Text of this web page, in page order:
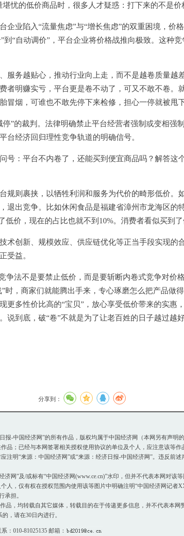
忧的低价商品时，很多人才疑惑：打下来的不是
企业陷入“流量焦虑”与“增长焦虑”的双重困境，价
到“自动调价”，平台企业将价格战推向极致。这种
服务越贴心，推动行业向上走，而不是越卷质量越
者明赚实亏，平台更是卷不动了，可又不敢不卷。
冒烟，可谁也不敢先停下来检修，担心一停就被甩下
”的裁判。法律明确禁止平台经营者强制或变相强
台经济回归理性竞争轨道的明确信号。
号：平台不内卷了，还能买到便宜商品吗？解答这
规则裹挟，以牺牲利润和服务为代价的畸形低价。
退出竞争。比如休闲食品是福建省漳州市龙海区的
低价，现在的占比也就不到10%。消费者看似买到
术创新、规模效应、供应链优化等正当手段实现的
受益。
争法不是要禁止低价，而是要斩断内卷式竞争对价
时，商家们就能腾出手来，专心琢磨怎么把产品做
更多性价比高的“宝贝”，放心享受低价带来的实惠
说到底，破“卷”不就是为了让老百姓的日子越过越
分享到：
报-中国经济网”的所有作品，版权均属于中国经济网（本网另有声明
；已经与本网签署相关授权使用协议的单位及个人，应注意该等作
明“来源：中国经济网”或“来源：经济日报-中国经济网”。违反前
网”及/或标有“中国经济网(www.ce.cn)”水印，但并不代表本网对该
，仅有权在授权范围内使用该等图片中明确注明“中国经济网记者
承担。
品，均转载自其它媒体，转载目的在于传递更多信息，并不代表本网
，请在30日内进行。
：010-81025135 邮箱：